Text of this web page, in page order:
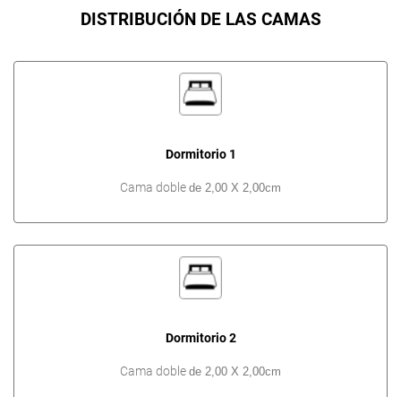
DISTRIBUCIÓN DE LAS CAMAS
Dormitorio 1
Cama doble de 2,00 X 2,00cm
Dormitorio 2
Cama doble de 2,00 X 2,00cm